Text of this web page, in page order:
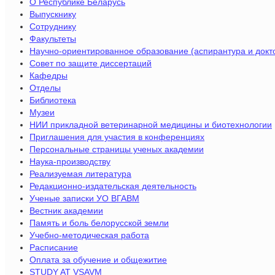
Выпускнику
Сотруднику
Факультеты
Научно-ориентированное образование (аспирантура и
Совет по защите диссертаций
Кафедры
Отделы
Библиотека
Музеи
НИИ прикладной ветеринарной медицины и биотехнологии
Приглашения для участия в конференциях
Персональные страницы ученых академии
Наука-производству
Реализуемая литература
Редакционно-издательская деятельность
Ученые записки УО ВГАВМ
Вестник академии
Память и боль белорусской земли
Учебно-методическая работа
Расписание
Оплата за обучение и общежитие
STUDY AT VSAVM